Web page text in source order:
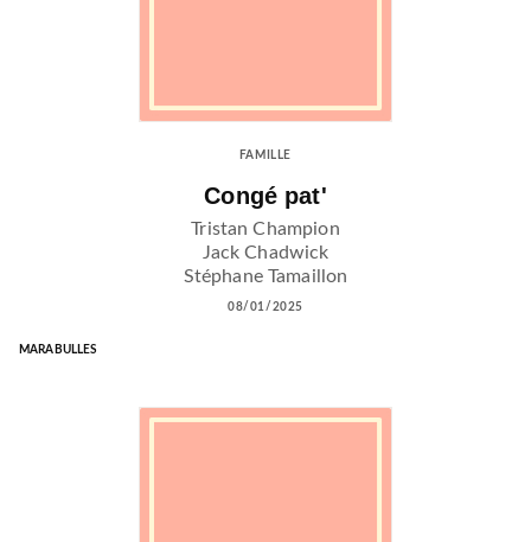
FAMILLE
Congé pat'
Tristan Champion
Jack Chadwick
Stéphane Tamaillon
08/01/2025
MARABULLES